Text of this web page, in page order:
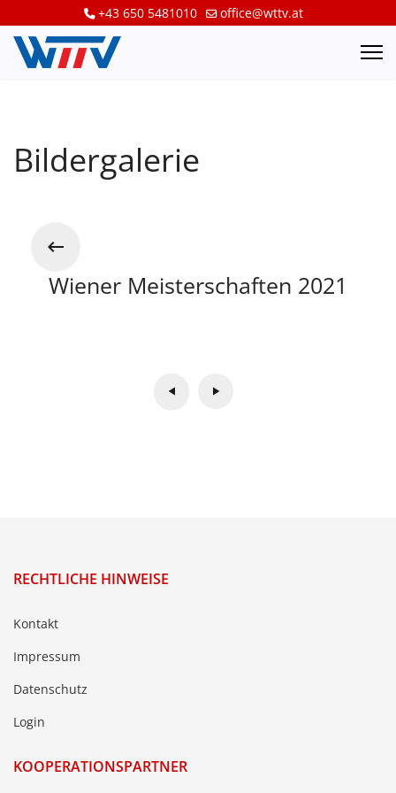
+43 650 5481010 office@wttv.at
Bildergalerie
Wiener Meisterschaften 2021
RECHTLICHE HINWEISE
Kontakt
Impressum
Datenschutz
Login
KOOPERATIONSPARTNER